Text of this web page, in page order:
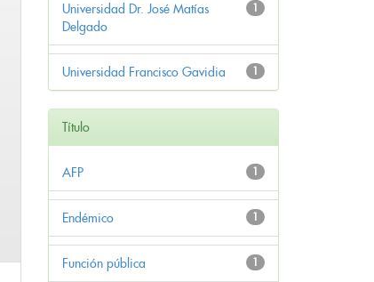
1
Universidad Dr. José Matías
Delgado
1
Universidad Francisco Gavidia
Título
1
AFP
1
Endémico
1
Función pública